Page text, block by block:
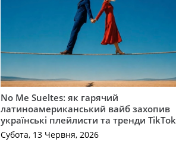
No Me Sueltes: як гарячий
латиноамериканський вайб захопив
українські плейлисти та тренди TikTok
Субота, 13 Червня, 2026